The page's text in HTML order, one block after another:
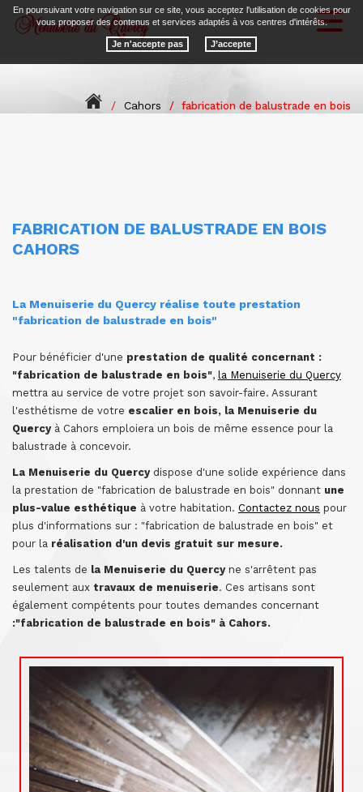
Cahors fabrication de balustrade en bois
FABRICATION DE BALUSTRADE EN BOIS
CAHORS
La Menuiserie du Quercy réalise toute prestation
"fabrication de balustrade en bois"
Pour bénéficier d'une prestation de qualité concernant :
"fabrication de balustrade en bois", la Menuiserie du Quercy
mettra au service de votre projet son savoir-faire. Assurant
l'esthétisme de votre escalier en bois, la Menuiserie du
Quercyà Cahors emploiera un bois de même essence pour la
balustrade à concevoir.
La Menuiserie du Quercydispose d'une solide expérience dans
la prestation de "fabrication de balustrade en bois" donnant une
plus-value esthétique à votre habitation. Contactez nous pour
plus d'informations sur : "fabrication de balustrade en bois" et
pour la réalisation d'un devis gratuit sur mesure.
Les talents de la Menuiserie du Quercyne s'arrêtent pas
seulement aux travaux de menuiserie. Ces artisans sont
également compétents pour toutes demandes concernant
:"fabrication de balustrade en bois" à Cahors.
En poursuivant votre navigation sur ce site, vous acceptez l'utilisation de cookies pour
vous proposer des contenus et services adaptés à vos centres d'intérêts.
Je n'accepte pas